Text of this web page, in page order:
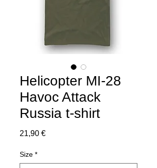
Helicopter MI-28
Havoc Attack
Russia t-shirt
21,90 €Τιμή
Size *